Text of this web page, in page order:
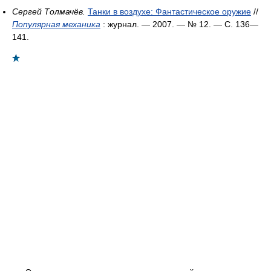
Сергей Толмачёв. Танки в воздухе: Фантастическое оружие //
Популярная механика : журнал. — 2007. — № 12. — С. 136—
141.